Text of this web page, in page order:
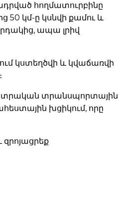
հողմատուրբինը
50 կմ-ը կսնվի քամու և
ապա լրիվ
կստեղծվի և կվաճառվի
տրանսպորտային
խցիկում, որը